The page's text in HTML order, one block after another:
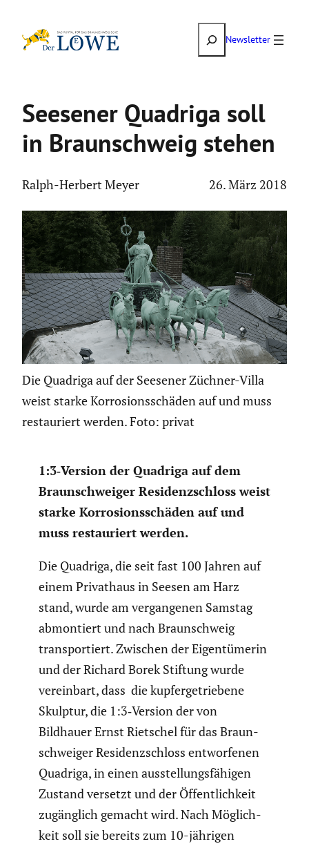
Inhalt
SuchenNewsletter
Seesener Quadriga soll
in Braun­schweig stehen
Ralph-Herbert Meyer 26. März 2018
Die Quadriga auf der Seesener Züchner-Villa
weist starke Korrosionsschäden auf und muss
restauriert werden. Foto: privat
1:3‑Version der Quadriga auf dem
Braun­schweiger Residenz­schloss weist
starke Korro­si­ons­schäden auf und
muss restau­riert werden.
Die Quadriga, die seit fast 100 Jahren auf
einem Privat­haus in Seesen am Harz
stand, wurde am vergan­genen Samstag
abmon­tiert und nach Braun­schweig
trans­por­tiert. Zwischen der Eigen­tü­merin
und der Richard Borek Stiftung wurde
verein­bart, dass die kupfer­ge­trie­bene
Skulptur, die 1:3‑Version der von
Bildhauer Ernst Rietschel für das Braun­
schweiger Residenz­schloss entwor­fenen
Quadriga, in einen ausstel­lungs­fä­higen
Zustand versetzt und der Öffent­lich­keit
zugäng­lich gemacht wird. Nach Möglich­
keit soll sie bereits zum 10-jährigen